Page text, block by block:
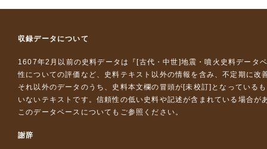
収録データについて
1607年2月以前の史料データは『 [古代・中世]地震・噴火史料データ
性についての評価など、史料テキスト以外の情報を含み、不定期に改
それ以外のデータのうち、史料本文欄の冒頭が[未校訂]となっている
いないテキストです。信頼性の低い史料や記述が含まれている場合が
このデータベースについて もご参照ください。
謝辞